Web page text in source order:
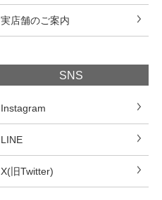
実店舗のご案内
SNS
Instagram
LINE
X(旧Twitter)